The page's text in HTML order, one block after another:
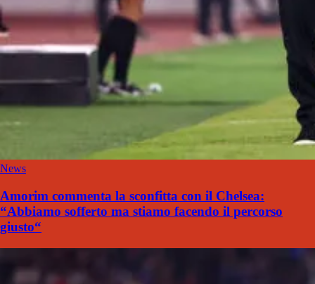
News
Amorim commenta la sconfitta con il Chelsea:
“Abbiamo sofferto ma stiamo facendo il percorso
giusto“